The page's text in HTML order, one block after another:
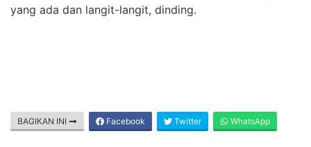
yang ada dan langit-langit, dinding.
BAGIKAN INI Facebook Twitter WhatsApp